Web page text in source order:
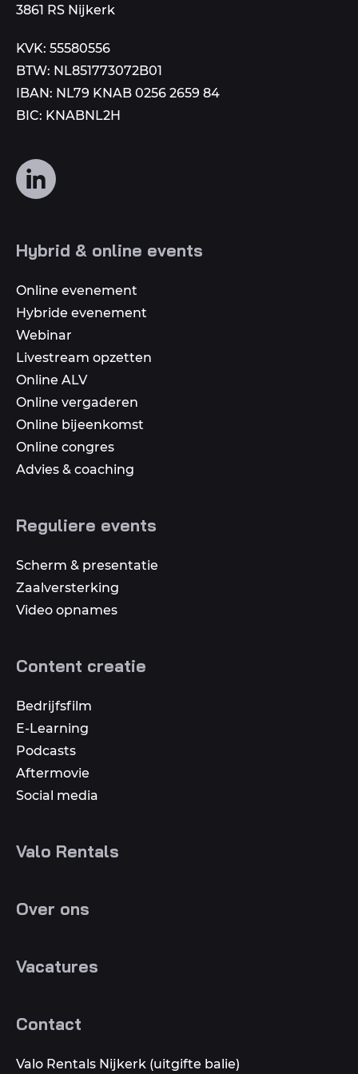
3861 RS Nijkerk
KVK: 55580556
BTW: NL851773072B01
IBAN: NL79 KNAB 0256 2659 84
BIC: KNABNL2H
Volg
ons
media
Hybrid & online events
Online evenement
Hybride evenement
Webinar
Livestream opzetten
Online ALV
Online vergaderen
Online bijeenkomst
Online congres
Advies & coaching
Reguliere events
Scherm & presentatie
Zaalversterking
Video opnames
Content creatie
Bedrijfsfilm
E-Learning
Podcasts
Aftermovie
Social media
Valo Rentals
Over ons
Vacatures
Contact
Valo Rentals Nijkerk (uitgifte balie)